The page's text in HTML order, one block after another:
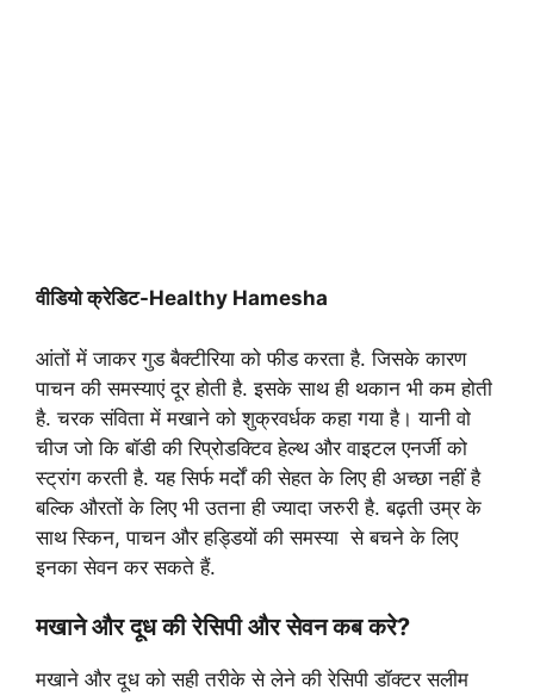
वीडियो क्रेडिट-Healthy Hamesha
आंतों में जाकर गुड बैक्टीरिया को फीड करता है. जिसके कारण
पाचन की समस्याएं दूर होती है. इसके साथ ही थकान भी कम होती
है. चरक संविता में मखाने को शुक्रवर्धक कहा गया है। यानी वो
चीज जो कि बॉडी की रिप्रोडक्टिव हेल्थ और वाइटल एनर्जी को
स्ट्रांग करती है. यह सिर्फ मर्दों की सेहत के लिए ही अच्छा नहीं है
बल्कि औरतों के लिए भी उतना ही ज्यादा जरुरी है. बढ़ती उम्र के
साथ स्किन, पाचन और हड्डियों की समस्या से बचने के लिए
इनका सेवन कर सकते हैं.
मखाने और दूध की रेसिपी और सेवन कब करे?
मखाने और दूध को सही तरीके से लेने की रेसिपी डॉक्टर सलीम